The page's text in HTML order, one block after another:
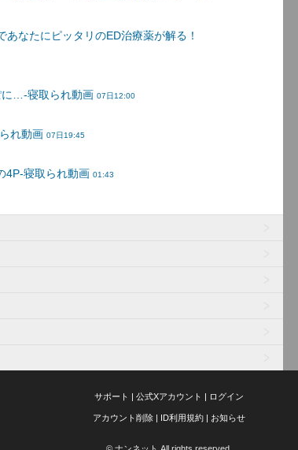
サポート | 公式Xアカウント | ログイン
アカウント削除 | ID利用規約 | お知らせ